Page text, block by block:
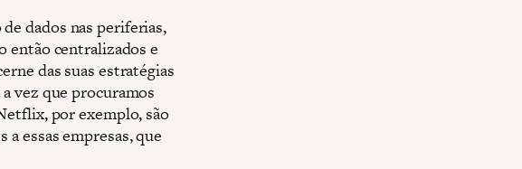
dados nas periferias,
então centralizados e
das suas estratégias
vez que procuramos
por exemplo, são
essas empresas, que